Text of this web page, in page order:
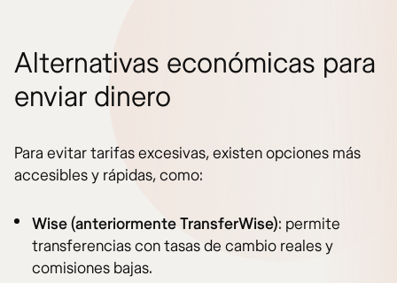
Alternativas económicas para
enviar dinero
Para evitar tarifas excesivas, existen opciones más
accesibles y rápidas, como:
Wise (anteriormente TransferWise): permite
transferencias con tasas de cambio reales y
comisiones bajas.